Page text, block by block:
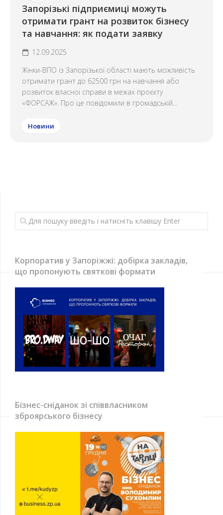
Запорізькі підприємиці можуть
отримати грант на розвиток бізнесу
та навчання: як подати заявку
12.09.2025
Жінки-ВПО із Запорізької області мають можливість
отримати грант до 62500 грн на навчання або
розвиток власної справи в межах проєкту
«ФОРСАЖ». Про це повідомили в громадській...
Новини
Корпоратив у Запоріжжі: добірка закладів,
що пропонують святкові формати
Бізнес-сніданок зі співвласником
зброярського бізнесу